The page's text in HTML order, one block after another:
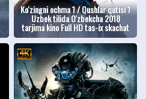
Ko'zingni ochma 1 / Qushlar qutisi 1
Uzbek tilida O'zbekcha 2018
tarjima kino Full HD tas-ix skachat